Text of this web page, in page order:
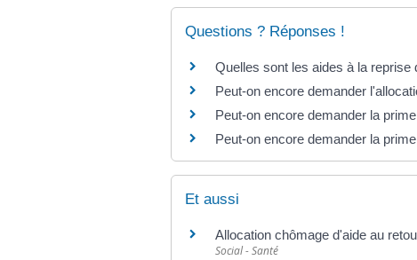
Questions ? Réponses !
Quelles sont les aides à la
Peut-on encore demander
Peut-on encore demander la
Peut-on encore demander la
Et aussi
Allocation chômage d'aide au
Social - Santé